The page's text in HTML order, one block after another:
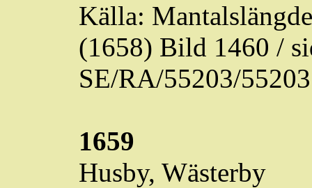
Källa:
(1658) Bild 1460 /
SE/RA/55203/
1659
Husby, Wästerby